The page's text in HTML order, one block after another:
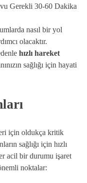
Gerekli 30-60 Dakika
nasıl bir yol
olacaktır.
hızlı hareket
sağlığı için hayati
için oldukça kritik
sağlığı için hızlı
acil bir durumu işaret
noktalar: